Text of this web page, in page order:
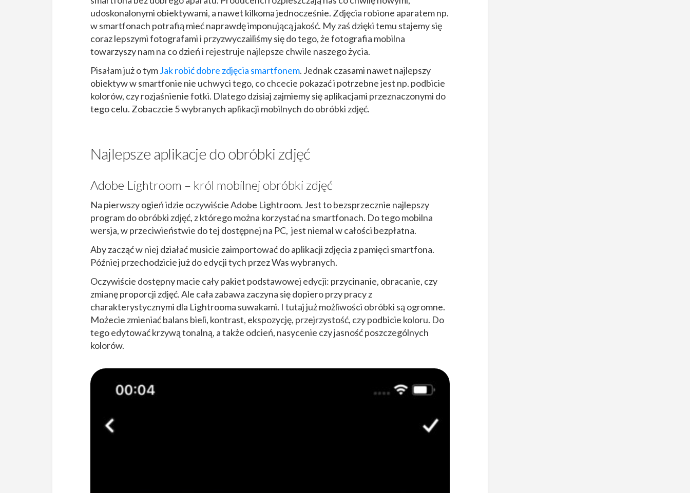
udoskonalonymi obiektywami, a nawet kilkoma jednocześnie. Zdjęcia robione aparatem np.
w smartfonach potrafią mieć naprawdę imponującą jakość. My zaś dzięki temu stajemy się
coraz lepszymi fotografami i przyzwyczailiśmy się do tego, że fotografia mobilna
towarzyszy nam na co dzień i rejestruje najlepsze chwile naszego życia.
Pisałam już o tymJak robić dobre zdjęcia smartfonem. Jednak czasami nawet najlepszy
obiektyw w smartfonie nie uchwyci tego, co chcecie pokazać i potrzebne jest np. podbicie
kolorów, czy rozjaśnienie fotki. Dlatego dzisiaj zajmiemy się aplikacjami przeznaczonymi do
tego celu. Zobaczcie 5 wybranych aplikacji mobilnych do obróbki zdjęć.
Najlepsze aplikacje do obróbki zdjęć
Adobe Lightroom – król mobilnej obróbki zdjęć
Na pierwszy ogień idzie oczywiście Adobe Lightroom. Jest to bezsprzecznie najlepszy
program do obróbki zdjęć, z którego można korzystać na smartfonach. Do tego mobilna
wersja, w przeciwieństwie do tej dostępnej na PC, jest niemal w całości bezpłatna.
Aby zacząć w niej działać musicie zaimportować do aplikacji zdjęcia z pamięci smartfona.
Później przechodzicie już do edycji tych przez Was wybranych.
Oczywiście dostępny macie cały pakiet podstawowej edycji: przycinanie, obracanie, czy
zmianę proporcji zdjęć. Ale cała zabawa zaczyna się dopiero przy pracy z
charakterystycznymi dla Lightrooma suwakami. I tutaj już możliwości obróbki są ogromne.
Możecie zmieniać balans bieli, kontrast, ekspozycję, przejrzystość, czy podbicie koloru. Do
tego edytować krzywą tonalną, a także odcień, nasycenie czy jasność poszczególnych
kolorów.